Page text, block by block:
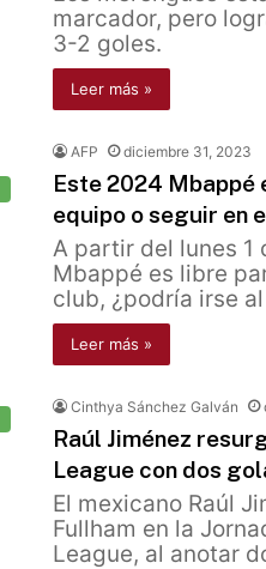
marcador, pero
3-2 goles.
Leer más »
AFP diciembre 31, 2023
Este 2024 Mbappé
equipo o seguir en
A partir del lunes 1
Mbappé es libre
club, ¿podría irse
Leer más »
Cinthya Sánchez Galván
Raúl Jiménez
League con dos
El mexicano Raúl
Fullham en la
League, al anotar